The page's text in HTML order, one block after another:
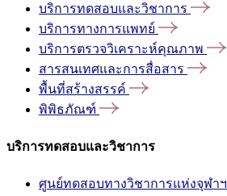
บริการทดสอบและวิชาการ
บริการทางการแพทย์
บริการตรวจวิเคราะห์คุณภาพ
สารสนเทศและการสื่อสาร
พื้นที่สร้างสรรค์
พิพิธภัณฑ์
บริการทดสอบและวิชาการ
ศูนย์ทดสอบทางวิชาการแห่งจุฬาฯ